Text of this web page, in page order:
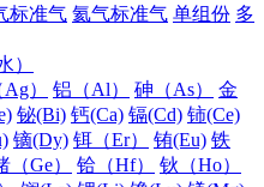
标准气 氦气标准气 单组份 多
）
） 铝（Al） 砷（As）
金
铋(Bi) 钙(Ca) 镉(Cd) 铈(Ce)
镝(Dy) 铒（Er） 铕(Eu) 铁
（Ge） 铪（Hf）
钬（Ho）